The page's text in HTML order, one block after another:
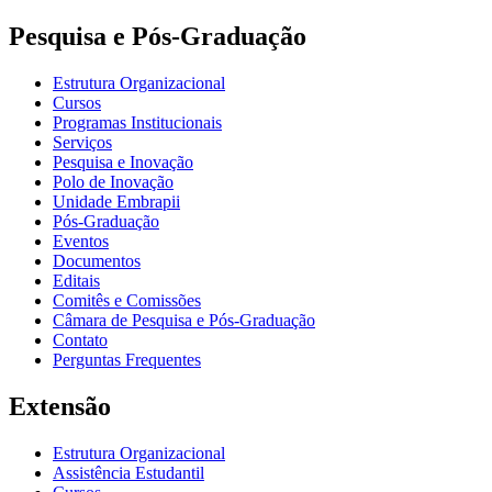
Pesquisa e Pós-Graduação
Estrutura Organizacional
Cursos
Programas Institucionais
Serviços
Pesquisa e Inovação
Polo de Inovação
Unidade Embrapii
Pós-Graduação
Eventos
Documentos
Editais
Comitês e Comissões
Câmara de Pesquisa e Pós-Graduação
Contato
Perguntas Frequentes
Extensão
Estrutura Organizacional
Assistência Estudantil